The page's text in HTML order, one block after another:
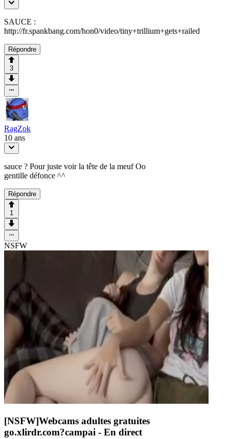
SAUCE :
http://fr.spankbang.com/hon0/video/tiny+trillium+gets+railed
Répondre
3
RagZok
10 ans
sauce ? Pour juste voir la tête de la meuf Oo
gentille défonce ^^
Répondre
1
NSFW
[NSFW]Webcams adultes gratuites
go.xlirdr.com?campai - En direct